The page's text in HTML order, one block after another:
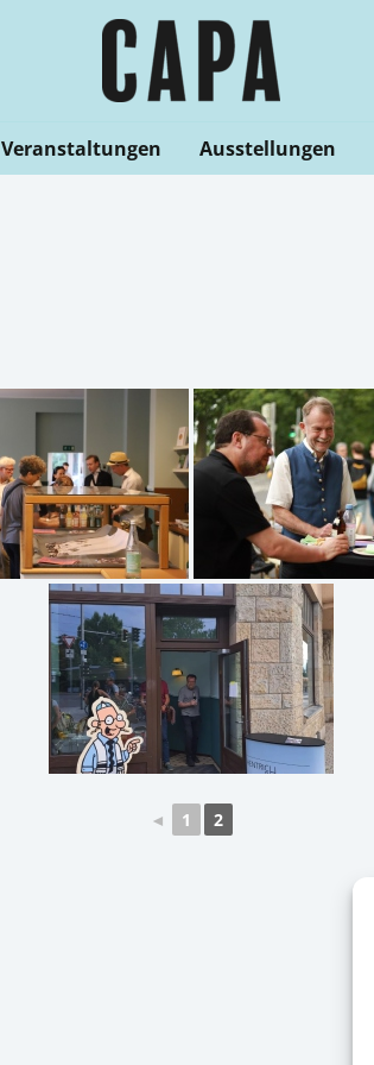
Veranstaltungen Ausstellungen
◄ 1 2